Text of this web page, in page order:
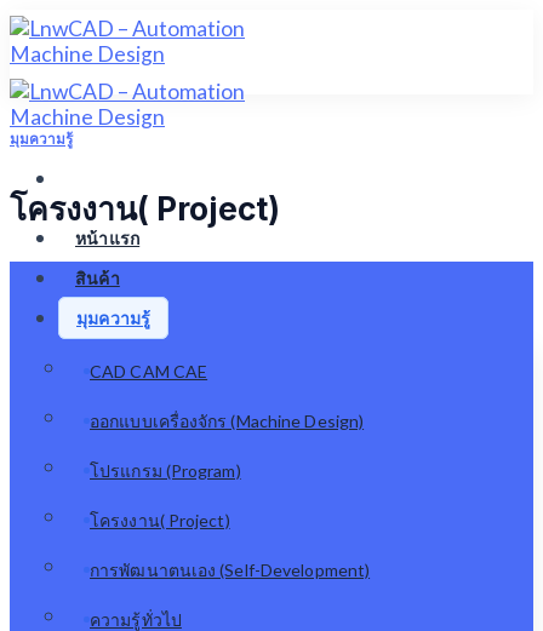
Skip
to
content
หน้าแรก
สินค้า
มุมความรู้
CAD CAM CAE
ออกแบบเครื่องจักร (Machine Design)
โปรแกรม (Program)
โครงงาน( Project)
การพัฒนาตนเอง (Self-Development)
ความรู้ทั่วไป
มุมความรู้
โครงงาน( Project)